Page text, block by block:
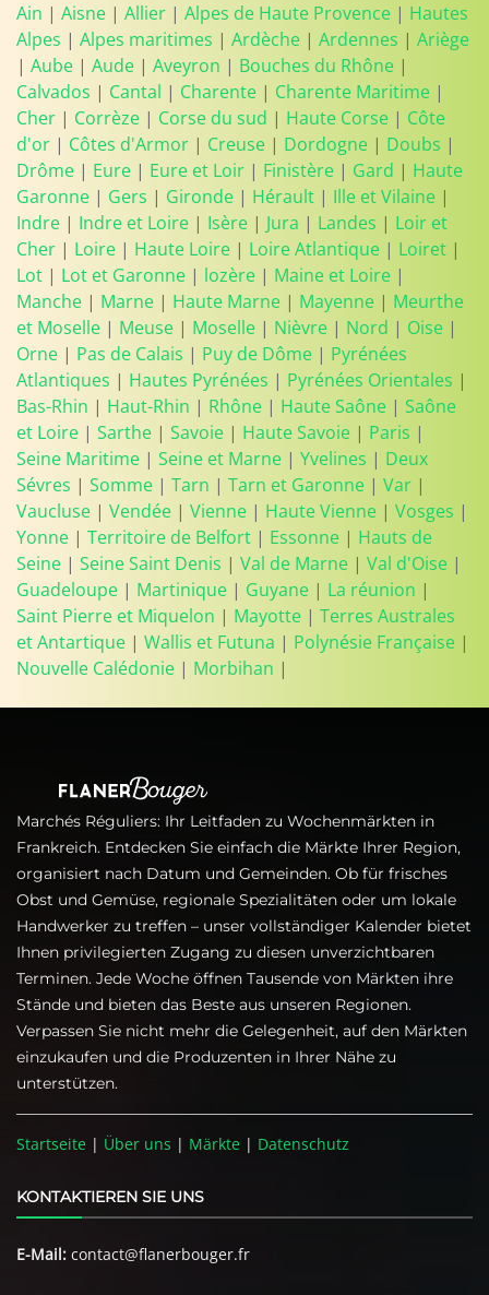
Ain | Aisne | Allier | Alpes de Haute Provence | Hautes
Alpes | Alpes maritimes | Ardèche | Ardennes | Ariège
| Aube | Aude | Aveyron | Bouches du Rhône |
Calvados | Cantal | Charente | Charente Maritime |
Cher | Corrèze | Corse du sud | Haute Corse | Côte
d'or | Côtes d'Armor | Creuse | Dordogne | Doubs |
Drôme | Eure | Eure et Loir | Finistère | Gard | Haute
Garonne | Gers | Gironde | Hérault | Ille et Vilaine |
Indre | Indre et Loire | Isère | Jura | Landes | Loir et
Cher | Loire | Haute Loire | Loire Atlantique | Loiret |
Lot | Lot et Garonne | lozère | Maine et Loire |
Manche | Marne | Haute Marne | Mayenne | Meurthe
et Moselle | Meuse | Moselle | Nièvre | Nord | Oise |
Orne | Pas de Calais | Puy de Dôme | Pyrénées
Atlantiques | Hautes Pyrénées | Pyrénées Orientales |
Bas-Rhin | Haut-Rhin | Rhône | Haute Saône | Saône
et Loire | Sarthe | Savoie | Haute Savoie | Paris |
Seine Maritime | Seine et Marne | Yvelines | Deux
Sévres | Somme | Tarn | Tarn et Garonne | Var |
Vaucluse | Vendée | Vienne | Haute Vienne | Vosges |
Yonne | Territoire de Belfort | Essonne | Hauts de
Seine | Seine Saint Denis | Val de Marne | Val d'Oise |
Guadeloupe | Martinique | Guyane | La réunion |
Saint Pierre et Miquelon | Mayotte | Terres Australes
et Antartique | Wallis et Futuna | Polynésie Française |
Nouvelle Calédonie | Morbihan |
Marchés Réguliers: Ihr Leitfaden zu Wochenmärkten in
Frankreich. Entdecken Sie einfach die Märkte Ihrer Region,
organisiert nach Datum und Gemeinden. Ob für frisches
Obst und Gemüse, regionale Spezialitäten oder um lokale
Handwerker zu treffen – unser vollständiger Kalender bietet
Ihnen privilegierten Zugang zu diesen unverzichtbaren
Terminen. Jede Woche öffnen Tausende von Märkten ihre
Stände und bieten das Beste aus unseren Regionen.
Verpassen Sie nicht mehr die Gelegenheit, auf den Märkten
einzukaufen und die Produzenten in Ihrer Nähe zu
unterstützen.
Startseite | Über uns | Märkte | Datenschutz
KONTAKTIEREN SIE UNS
E-Mail: contact@flanerbouger.fr